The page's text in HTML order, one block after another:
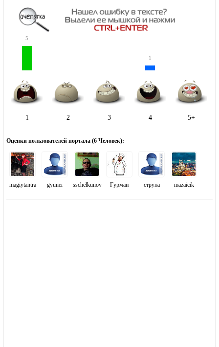
5
1 2 3
1
4 5+
Оценки пользователей портала (6 Человек):
magiytantra gyuner sschelkunov Гурман струна mazaicik